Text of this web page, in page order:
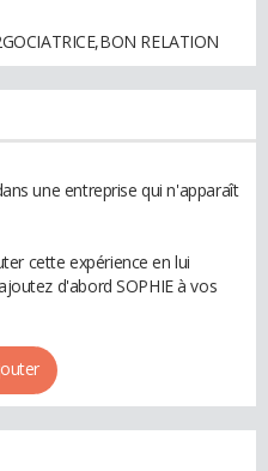
RELATION
une entreprise qui n'apparaît
cette expérience en lui
d'abord SOPHIE à vos